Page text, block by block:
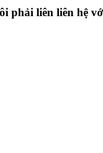
phải liên liên hệ